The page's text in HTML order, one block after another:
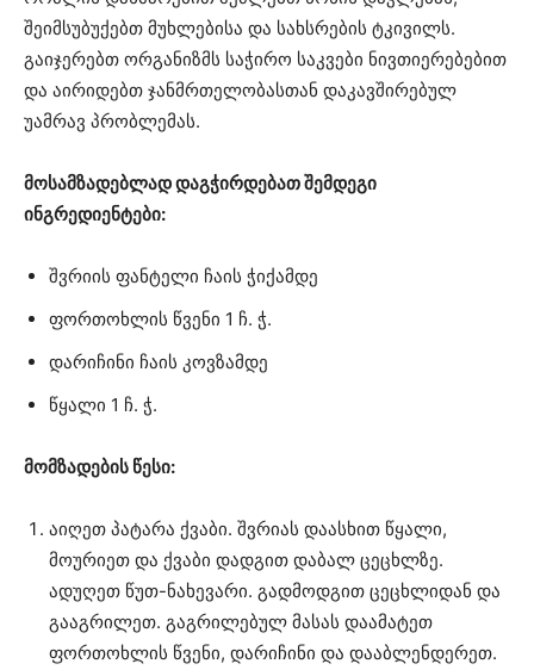
შეიმსუბუქებთ მუხლებისა და სახსრების ტკივილს.
გაიჯერებთ ორგანიზმს საჭირო საკვები ნივთიერებებით
და აირიდებთ ჯანმრთელობასთან დაკავშირებულ
უამრავ პრობლემას.
მოსამზადებლად დაგჭირდებათ შემდეგი
ინგრედიენტები:
შვრიის ფანტელი ჩაის ჭიქამდე
ფორთოხლის წვენი 1 ჩ. ჭ.
დარიჩინი ჩაის კოვზამდე
წყალი 1 ჩ. ჭ.
მომზადების წესი:
აიღეთ პატარა ქვაბი. შვრიას დაასხით წყალი,
მოურიეთ და ქვაბი დადგით დაბალ ცეცხლზე.
ადუღეთ წუთ-ნახევარი. გადმოდგით ცეცხლიდან და
გააგრილეთ. გაგრილებულ მასას დაამატეთ
ფორთოხლის წვენი, დარიჩინი და დააბლენდერეთ.